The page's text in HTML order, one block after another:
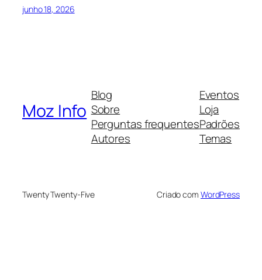
junho 18, 2026
Moz Info
Blog
Sobre
Perguntas frequentes
Autores
Eventos
Loja
Padrões
Temas
Twenty Twenty-Five Criado com WordPress